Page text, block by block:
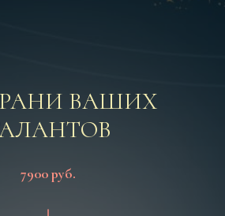
ВАШИХ
7900 руб.